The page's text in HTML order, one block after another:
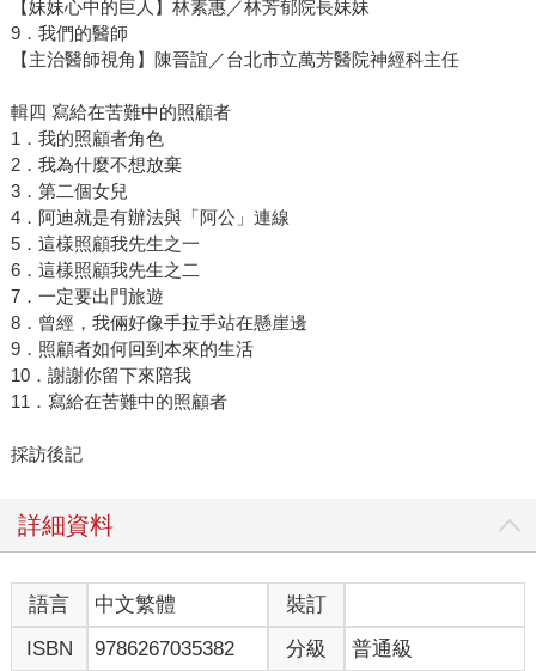
【妹妹心中的巨人】林素惠／林芳郁院長妹妹
9．我們的醫師
【主治醫師視角】陳晉誼／台北市立萬芳醫院神經科主任
輯四 寫給在苦難中的照顧者
1．我的照顧者角色
2．我為什麼不想放棄
3．第二個女兒
4．阿迪就是有辦法與「阿公」連線
5．這樣照顧我先生之一
6．這樣照顧我先生之二
7．一定要出門旅遊
8．曾經，我倆好像手拉手站在懸崖邊
9．照顧者如何回到本來的生活
10．謝謝你留下來陪我
11．寫給在苦難中的照顧者
採訪後記
詳細資料
語言 中文繁體
裝訂
ISBN
9786267035382 分級 普通級